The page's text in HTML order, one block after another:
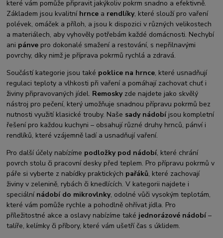
které vám pomůže připravit jakýkoliv pokrm snadno a efektivně.
Základem jsou kvalitní hrnce a rendlíky, které slouží pro vaření
polévek, omáček a příloh, a jsou k dispozici v různých velikostech
a materiálech, aby vyhověly potřebám každé domácnosti. Nechybí
ani pánve pro dokonalé smažení a restování, s nepřilnavými
povrchy, díky nimž je příprava pokrmů rychlá a zdravá.
Součástí kategorie jsou také poklice na hrnce, které usnadňují
regulaci teploty a vlhkosti při vaření a pomáhají zachovat chuť i
živiny připravovaných jídel. Remoskyzde najdete jako skvělý
nástroj pro pečení, který umožňuje snadnou přípravu pokrmů bez
nutnosti využití klasické trouby. Naše sady nádobí jsou kompletní
řešení pro každou kuchyni – obsahují různé druhy hrnců, pánví i
rendlíků, které vzájemně ladí a usnadňují vaření.
Pro další účely nabízíme podložky pod nádobí, které chrání
povrch stolu či pracovní desky před teplem. Pro přípravu pokrmů v
páře si vyberte z nabídky praktických pařáků, které zachovají
živiny v zelenině, rybách či knedlících. V kategorii najdete i
speciální nádobí do mikrovlnky, odolné vůči vysokým teplotám,
které vám pomůže rychle a pohodlně ohřívat jídla. Pro
příležitostné akce a oslavy nabízíme také jednorázové nádobí –
talíře, kelímky či příbory, které vám ušetří čas s úklidem.